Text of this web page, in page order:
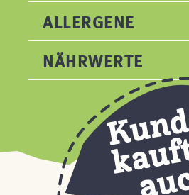
ALLERGENE
NÄHRWERTE